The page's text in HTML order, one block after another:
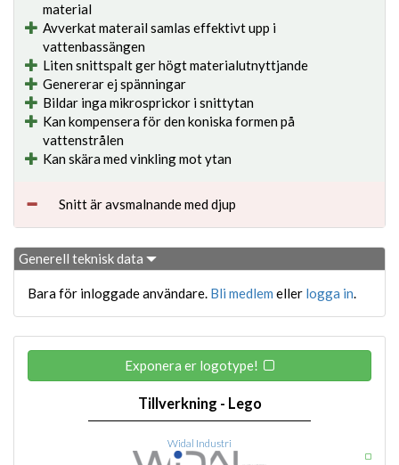
material
Avverkat materail samlas effektivt upp i
vattenbassängen
Liten snittspalt ger högt materialutnyttjande
Genererar ej spänningar
Bildar inga mikrosprickor i snittytan
Kan kompensera för den koniska formen på
vattenstrålen
Kan skära med vinkling mot ytan
Snitt är avsmalnande med djup
Generell teknisk data
Bara för inloggade användare. Bli medlem eller logga in.
Exponera er logotype!
Tillverkning - Lego
Widal Industri